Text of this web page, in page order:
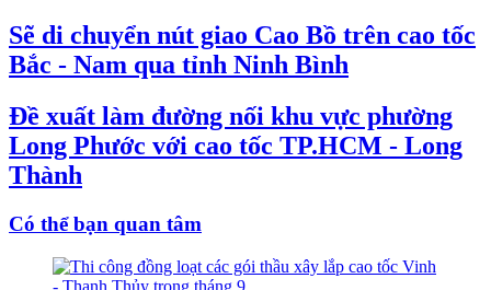
Sẽ di chuyển nút giao Cao Bồ trên cao tốc
Bắc - Nam qua tỉnh Ninh Bình
Đề xuất làm đường nối khu vực phường
Long Phước với cao tốc TP.HCM - Long
Thành
Có thể bạn quan tâm